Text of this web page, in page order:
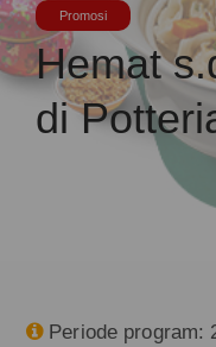
Promosi
Hemat
di
 Periode program: